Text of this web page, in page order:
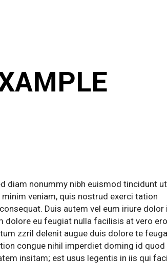
diam nonummy nibh euismod tincidunt ut
veniam, quis nostrud exerci tation
Duis autem vel eum iriure dolor
dolore eu feugiat nulla facilisis at vero
zzril delenit augue duis dolore te
congue nihil imperdiet doming id quod
insitam; est usus legentis in iis qui